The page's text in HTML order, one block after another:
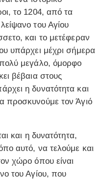
το 1204, από τα
του Αγίου
και το μετέφεραν
υπάρχει μέχρι σήμερα
μεγάλο, όμορφο
βέβαια στους
η δυνατότητα και
προσκυνούμε τον Άγιό
και η δυνατότητα,
αυτό, να τελούμε και
χώρο όπου είναι
του Αγίου, που